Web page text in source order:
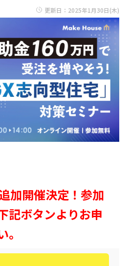
更新日：2025年1月30日(木)
加開催決定！参加
記ボタンよりお申